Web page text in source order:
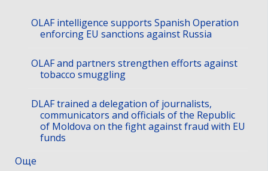
OLAF intelligence supports Spanish Operation
enforcing EU sanctions against Russia
OLAF and partners strengthen efforts against
tobacco smuggling
DLAF trained a delegation of journalists,
communicators and officials of the Republic
of Moldova on the fight against fraud with EU
funds
Още